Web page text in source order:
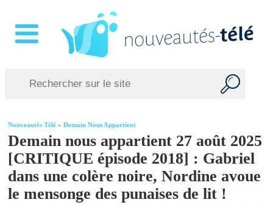
Nouveautés Télé »Demain Nous Appartient
Demain nous appartient 27 août 2025
[CRITIQUE épisode 2018] : Gabriel
dans une colère noire, Nordine avoue
le mensonge des punaises de lit !